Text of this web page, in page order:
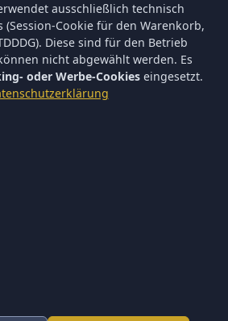
Mehrwertsteuer zzgl.Versandkosten
ausschließlich technisch
(Session-Cookie für den Warenkorb,
Diese sind für den Betrieb
nicht abgewählt werden. Es
oder Werbe-Cookieseingesetzt.